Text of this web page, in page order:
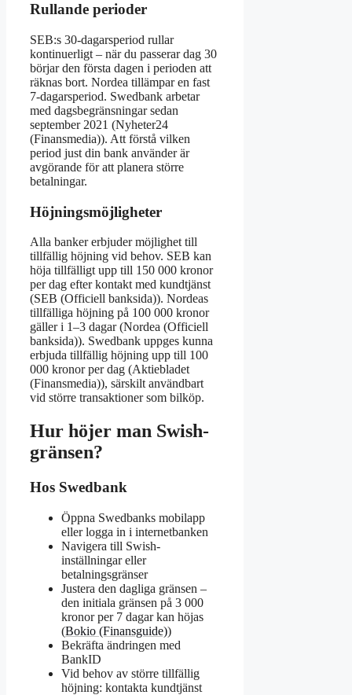
Rullande perioder
SEB:s 30-dagarsperiod rullar
kontinuerligt – när du passerar dag 30
börjar den första dagen i perioden att
räknas bort. Nordea tillämpar en fast
7-dagarsperiod. Swedbank arbetar
med dagsbegränsningar sedan
september 2021 (Nyheter24
(Finansmedia)). Att förstå vilken
period just din bank använder är
avgörande för att planera större
betalningar.
Höjningsmöjligheter
Alla banker erbjuder möjlighet till
tillfällig höjning vid behov. SEB kan
höja tillfälligt upp till 150 000 kronor
per dag efter kontakt med kundtjänst
(SEB (Officiell banksida)). Nordeas
tillfälliga höjning på 100 000 kronor
gäller i 1–3 dagar (Nordea (Officiell
banksida)). Swedbank uppges kunna
erbjuda tillfällig höjning upp till 100
000 kronor per dag (Aktiebladet
(Finansmedia)), särskilt användbart
vid större transaktioner som bilköp.
Hur höjer man Swish-
gränsen?
Hos Swedbank
Öppna Swedbanks mobilapp
eller logga in i internetbanken
Navigera till Swish-
inställningar eller
betalningsgränser
Justera den dagliga gränsen –
den initiala gränsen på 3 000
kronor per 7 dagar kan höjas
(Bokio (Finansguide))
Bekräfta ändringen med
BankID
Vid behov av större tillfällig
höjning: kontakta kundtjänst